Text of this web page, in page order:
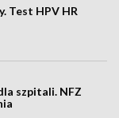
Test HPV HR
szpitali. NFZ